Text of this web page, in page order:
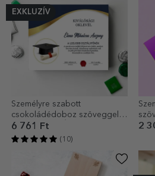
EXKLUZÍV
Személyre szabott
csokoládédoboz szöveggel
tanároknak – Érettségi
6 761 Ft
(10)
2